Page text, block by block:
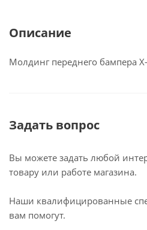
Описание
Молдинг переднего бампера
Задать вопрос
Вы можете задать любой
товару или работе магазина.
Наши квалифицированные
вам помогут.